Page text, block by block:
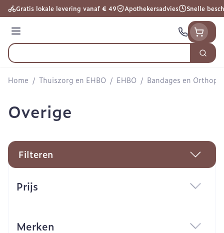
Ga naar de inhoud
Gratis lokale levering vanaf € 49 Apothekersadvies Snelle
Menu
Product, merk, categorie...
Zoek
Home / Thuiszorg en EHBO / EHBO / Bandages en
Overige
Filteren
Prijs
Merken